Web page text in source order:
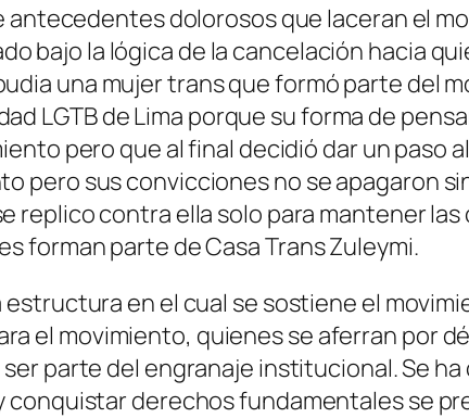
antecedentes dolorosos que laceran el
bajo la lógica de la cancelación hacia
una mujer trans que formó parte del
LGTB de Lima porque su forma de
pero que al final decidió dar un paso
pero sus convicciones no se apagaron
replico contra ella solo para mantener
forman parte de Casa Trans Zuleymi.
estructura en el cual se sostiene el
el movimiento, quienes se aferran por
parte del engranaje institucional. Se
conquistar derechos fundamentales se